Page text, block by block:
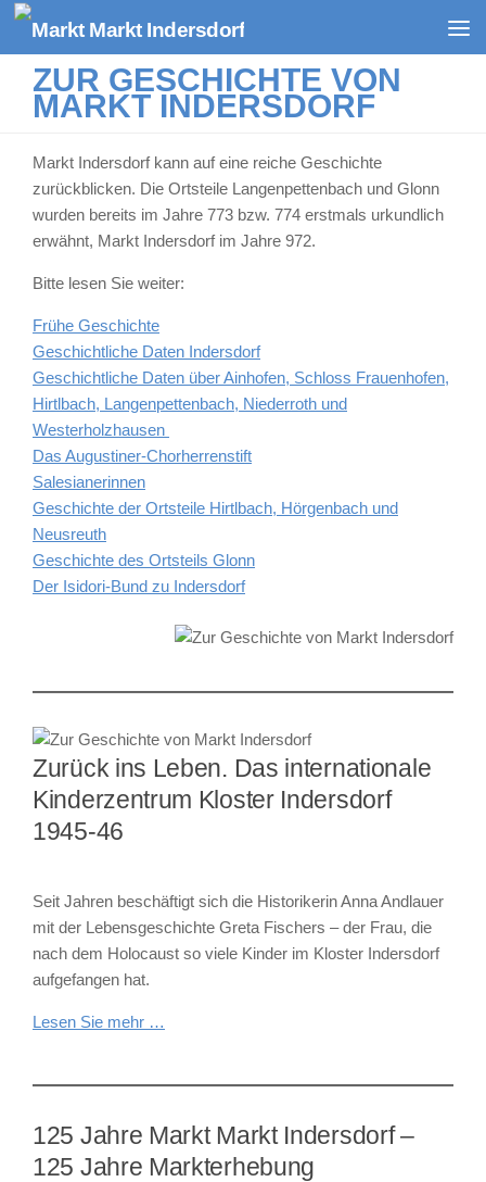
Zum Inhalt springen
ZUR GESCHICHTE VON
MARKT INDERSDORF
Markt Indersdorf kann auf eine reiche Geschichte
zurückblicken. Die Ortsteile Langenpettenbach und Glonn
wurden bereits im Jahre 773 bzw. 774 erstmals urkundlich
erwähnt, Markt Indersdorf im Jahre 972.
Bitte lesen Sie weiter:
Frühe Geschichte
Geschichtliche Daten Indersdorf
Geschichtliche Daten über Ainhofen, Schloss Frauenhofen,
Hirtlbach, Langenpettenbach, Niederroth und
Westerholzhausen
Das Augustiner-Chorherrenstift
Salesianerinnen
Geschichte der Ortsteile Hirtlbach, Hörgenbach und
Neusreuth
Geschichte des Ortsteils Glonn
Der Isidori-Bund zu Indersdorf
Zurück ins Leben. Das internationale
Kinderzentrum Kloster Indersdorf
1945-46
Seit Jahren beschäftigt sich die Historikerin Anna Andlauer
mit der Lebensgeschichte Greta Fischers – der Frau, die
nach dem Holocaust so viele Kinder im Kloster Indersdorf
aufgefangen hat.
Lesen Sie mehr …
125 Jahre Markt Markt Indersdorf –
125 Jahre Markterhebung